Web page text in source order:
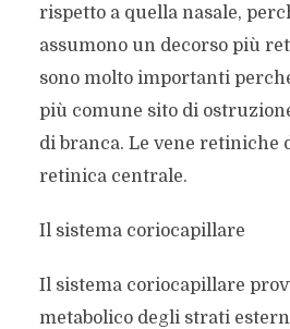
rispetto a quella nasale,
assumono un decorso più
sono molto importanti
più comune sito di
di branca. Le vene retiniche
retinica centrale.
Il sistema coriocapillare
Il sistema coriocapillare
metabolico degli strati